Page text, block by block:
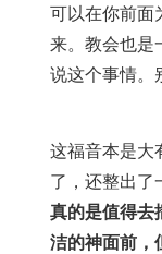
可以在你前面
来。教会也是
说这个事情。
这福音本是大
了，还整出了
真的是值得去
洁的神面前，